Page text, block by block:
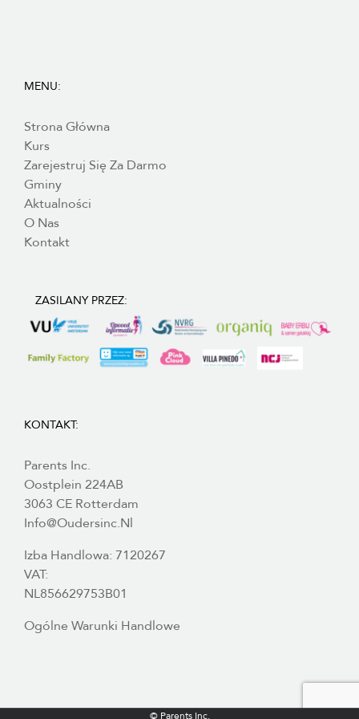
MENU:
Strona Główna
Kurs
Zarejestruj Się Za Darmo
Gminy
Aktualności
O Nas
Kontakt
ZASILANY PRZEZ:
KONTAKT:
Parents Inc.
Oostplein 224AB
3063 CE Rotterdam
Info@oudersinc.nl
Izba Handlowa: 7120267
VAT:
NL856629753B01
Ogólne Warunki Handlowe
© Parents Inc.